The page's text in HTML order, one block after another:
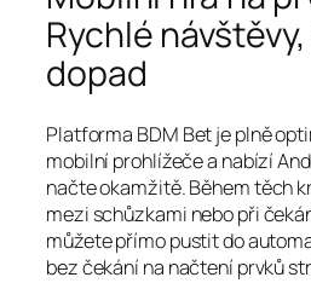
Rychlé
dopad
Platforma BDM Bet je plně
mobilní prohlížeče a nabízí
načte okamžitě. Během těch
mezi schůzkami nebo při
můžete přímo pustit do
bez čekání na načtení prvků